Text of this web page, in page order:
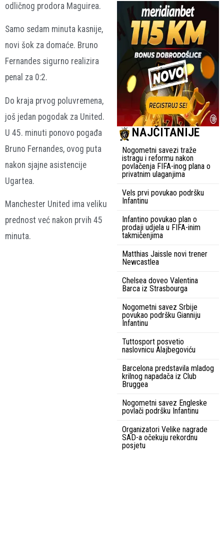
odličnog prodora Maguirea.
Samo sedam minuta kasnije,
novi šok za domaće. Bruno
Fernandes sigurno realizira
penal za 0:2.
Do kraja prvog poluvremena,
još jedan pogodak za United .
U 45. minuti ponovo pogađa
Bruno Fernandes, ovog puta
nakon sjajne asistencije
Ugartea.
Manchester United ima veliku
prednost već nakon prvih 45
minuta.
NAJČITANIJE
Nogometni savezi traže
istragu i reformu nakon
povlačenja FIFA-inog plana o
privatnim ulaganjima
Vels prvi povukao podršku
Infantinu
Infantino povukao plan o
prodaji udjela u FIFA-inim
takmičenjima
Matthias Jaissle novi trener
Newcastlea
Chelsea doveo Valentina
Barca iz Strasbourga
Nogometni savez Srbije
povukao podršku Gianniju
Infantinu
Tuttosport posvetio
naslovnicu Alajbegoviću
Barcelona predstavila mladog
krilnog napadača iz Club
Bruggea
Nogometni savez Engleske
povlači podršku Infantinu
Organizatori Velike nagrade
SAD-a očekuju rekordnu
posjetu